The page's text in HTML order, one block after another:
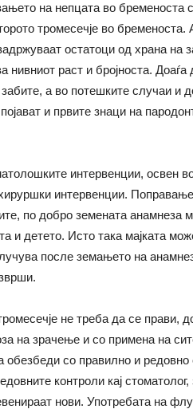
на непцата во бременоста
тромесечје во
остатоци од храна на
нивниот раст и бројноста.
а во потешките случаи и
и првите знаци на
интервенции, освен
интервенции.
по добро земената анамнеза
и детето. Исто така мајката
после земањето на
не треба да се прави,
на зрачење и со примена на
обезбеди со правилно и
контроли кај
нови. Употребата на